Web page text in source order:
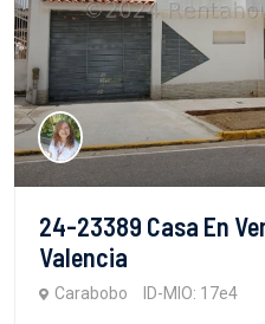
24-23389 Casa En
Valencia
Carabobo ID-MIO: 17e4